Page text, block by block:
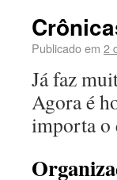
Publicado em 2
Já faz
Agora é
importa o